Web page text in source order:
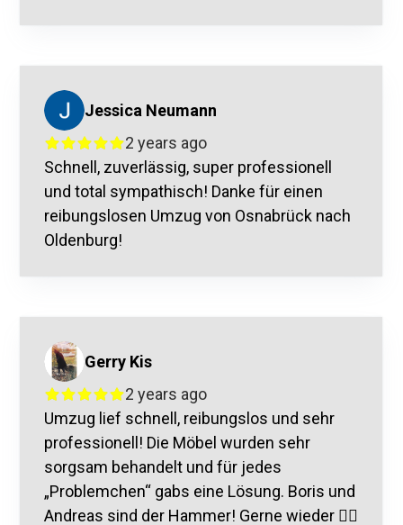
Jessica Neumann
2 years ago
Schnell, zuverlässig, super professionell
und total sympathisch! Danke für einen
reibungslosen Umzug von Osnabrück nach
Oldenburg!
Gerry Kis
2 years ago
Umzug lief schnell, reibungslos und sehr
professionell! Die Möbel wurden sehr
sorgsam behandelt und für jedes
„Problemchen“ gabs eine Lösung. Boris und
Andreas sind der Hammer! Gerne wieder 👍🏼